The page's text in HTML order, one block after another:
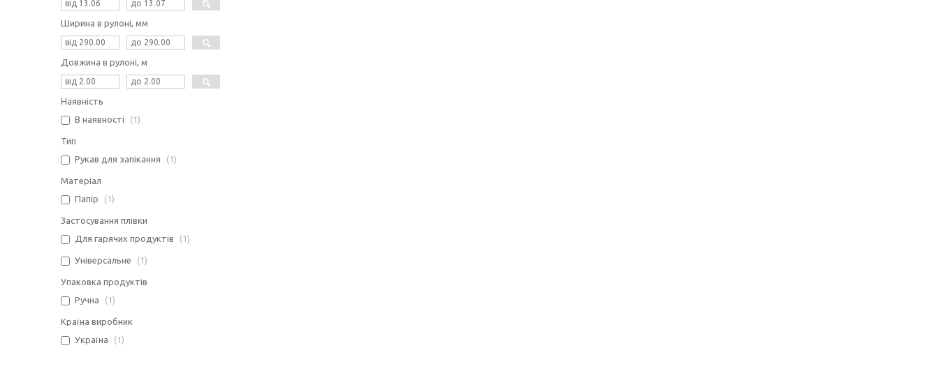
Ширина в рулоні, мм
Довжина в рулоні, м
Наявність
В наявності
1
Тип
Рукав для запікання
1
Матеріал
Папір
1
Застосування плівки
Для гарячих продуктів
1
Універсальне 1
Упаковка продуктів
Ручна
1
Країна виробник
Україна
1